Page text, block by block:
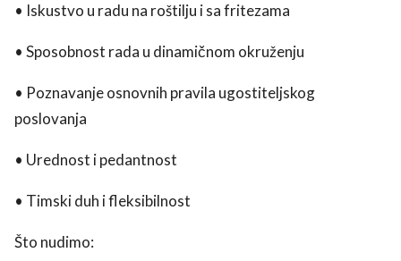
• Iskustvo u radu na roštilju i sa fritezama
• Sposobnost rada u dinamičnom okruženju
• Poznavanje osnovnih pravila ugostiteljskog
poslovanja
• Urednost i pedantnost
• Timski duh i fleksibilnost
Što nudimo: